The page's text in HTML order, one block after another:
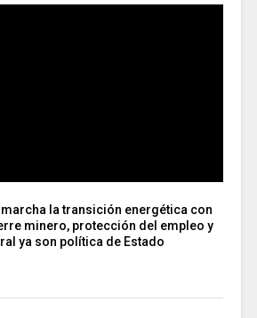
la transición energética con
minero, protección del empleo y
ya son política de Estado